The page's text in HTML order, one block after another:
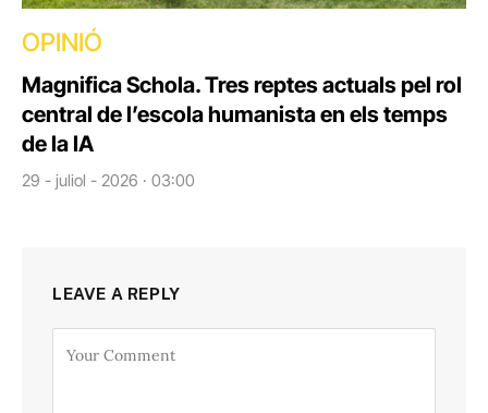
OPINIÓ
Magnifica Schola. Tres reptes actuals pel rol
central de l’escola humanista en els temps
de la IA
29 - juliol - 2026 · 03:00
LEAVE A REPLY